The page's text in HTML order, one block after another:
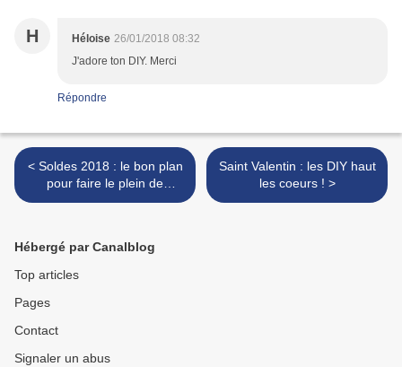
H Héloise 26/01/2018 08:32
J'adore ton DIY. Merci
Répondre
< Soldes 2018 : le bon plan
pour faire le plein de
cadeaux (sélection kids)
Saint Valentin : les DIY haut
les coeurs ! >
Hébergé par Canalblog
Top articles
Pages
Contact
Signaler un abus